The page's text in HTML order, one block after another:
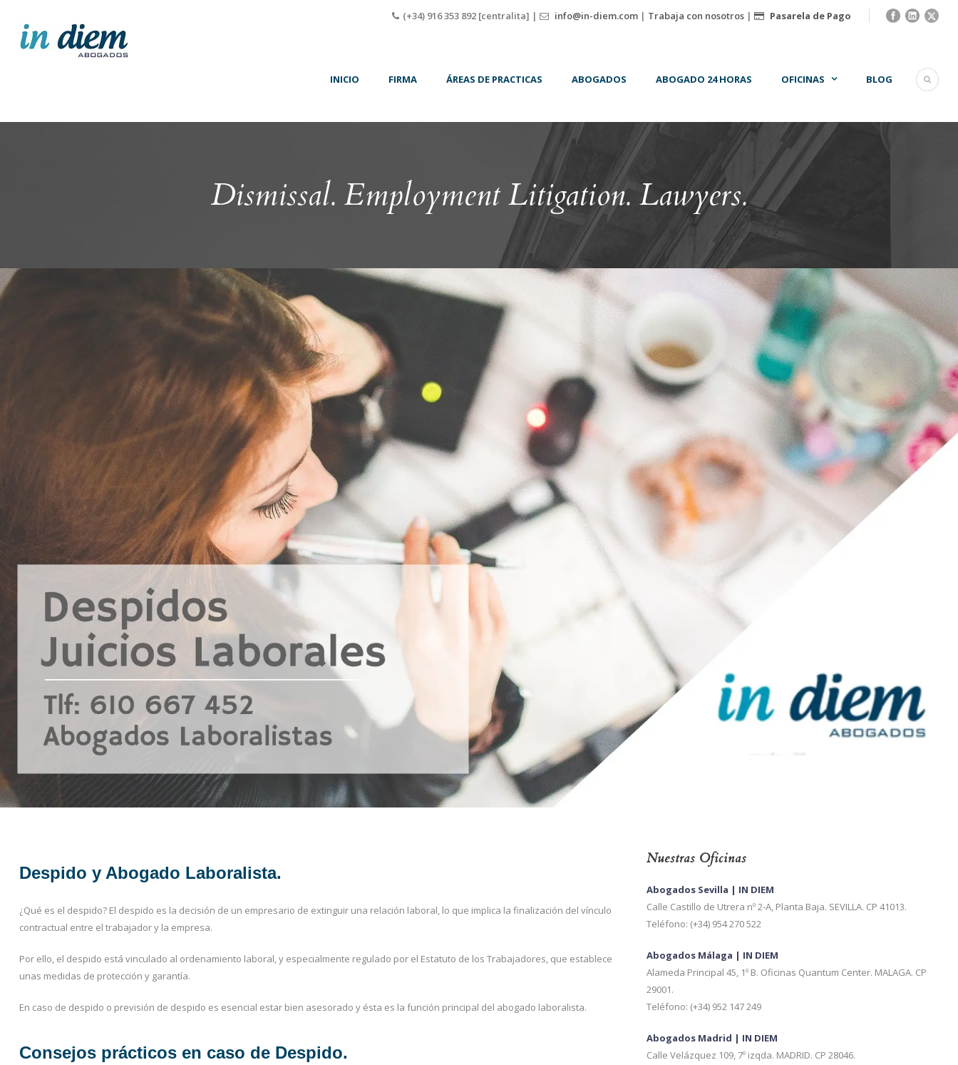
(+34) 916 353 892 [centralita] | info@in-diem.com | Trabaja con nosotros | Pasarela de Pago
INICIO FIRMA ÁREAS DE PRACTICAS ABOGADOS ABOGADO 24 HORAS OFICINAS BLOG
Dismissal. Employment Litigation. Lawyers.
Despido y Abogado Laboralista.
¿Qué es el despido? El despido es la decisión de un empresario de extinguir una relación laboral, lo que implica la finalización del vínculo
contractual entre el trabajador y la empresa.
Por ello, el despido está vinculado al ordenamiento laboral, y especialmente regulado por el Estatuto de los Trabajadores, que establece
unas medidas de protección y garantía.
En caso de despido o previsión de despido es esencial estar bien asesorado y ésta es la función principal del abogado laboralista.
Consejos prácticos en caso de Despido.
Nuestras Oficinas
Abogados Sevilla | IN DIEM
Calle Castillo de Utrera nº 2-A, Planta Baja. SEVILLA. CP 41013.
Teléfono: (+34) 954 270 522
Abogados Málaga | IN DIEM
Alameda Principal 45, 1º B. Oficinas Quantum Center. MALAGA. CP
29001.
Teléfono: (+34) 952 147 249
Abogados Madrid | IN DIEM
Calle Velázquez 109, 7º izqda. MADRID. CP 28046.